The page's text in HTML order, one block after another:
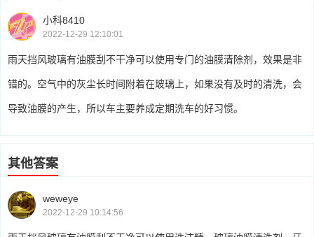
小科8410
2022-12-29 12:10:01
雨天挡风玻璃有油膜刮不干净可以使用专门的油膜清除剂，效果是非
错的。空气中的灰尘长时间附着在玻璃上，如果没有及时的清洗，会
导致油膜的产生，所以车主要养成定期洗车的好习惯。
其他答案
weweye
2022-12-29 10:14:56